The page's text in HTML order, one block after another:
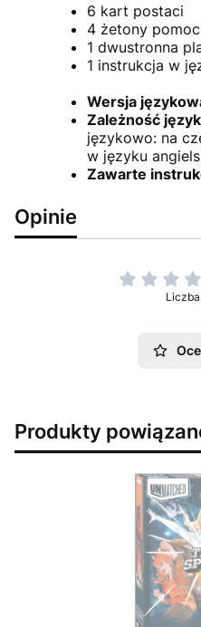
6 kart postaci
4 żetony
1 dwustronna
1 instrukcja w
Wersja
Zależność
językowo: na
w języku
Zawarte
Opinie
Produkty